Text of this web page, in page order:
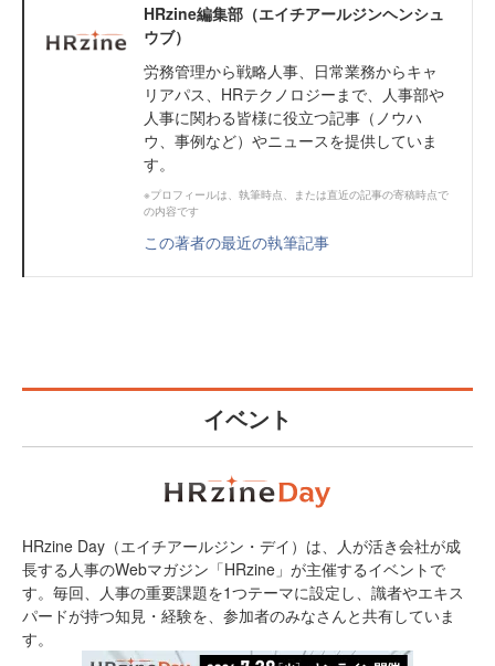
HRzine編集部（エイチアールジンヘンシュ
ウブ）
労務管理から戦略人事、日常業務からキャ
リアパス、HRテクノロジーまで、人事部や
人事に関わる皆様に役立つ記事（ノウハ
ウ、事例など）やニュースを提供していま
す。
※プロフィールは、執筆時点、または直近の記事の寄稿時点で
の内容です
この著者の最近の執筆記事
イベント
HRzine Day（エイチアールジン・デイ）は、人が活き会社が成
長する人事のWebマガジン「HRzine」が主催するイベントで
す。毎回、人事の重要課題を1つテーマに設定し、識者やエキス
パードが持つ知見・経験を、参加者のみなさんと共有していま
す。